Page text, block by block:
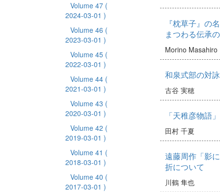
Volume 47 (
2024-03-01 )
Volume 46 (
2023-03-01 )
Volume 45 (
2022-03-01 )
Volume 44 (
2021-03-01 )
Volume 43 (
2020-03-01 )
Volume 42 (
2019-03-01 )
Volume 41 (
2018-03-01 )
Volume 40 (
2017-03-01 )
『枕草子』の
まつわる伝承
Morino Masahiro
和泉式部の対
古谷 実穂
「天稚彦物語
田村 千夏
遠藤周作「影
折について
川鶴 隼也